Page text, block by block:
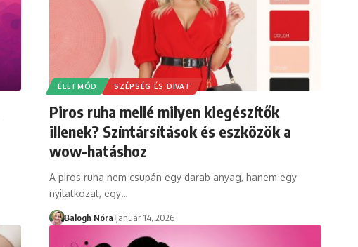
ÉLETMÓD SZÉPSÉG ÉS DIVAT
Piros ruha mellé milyen kiegészítők
illenek? Színtársítások és eszközök a
wow-hatáshoz
A piros ruha nem csupán egy darab anyag, hanem egy
nyilatkozat, egy…
Balogh Nóra január 14, 2026